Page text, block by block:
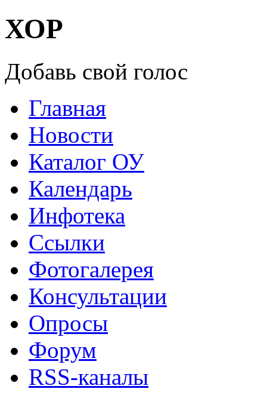
ХОР
Добавь свой голос
Главная
Новости
Каталог ОУ
Календарь
Инфотека
Ссылки
Фотогалерея
Консультации
Опросы
Форум
RSS-каналы